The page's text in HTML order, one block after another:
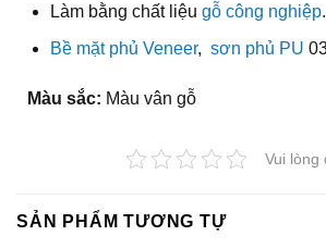
Làm bằng chất liệu gỗ công nghiệp.
Bề mặt phủ Veneer, sơn phủ PU
Màu sắc: Màu vân gỗ
Vui lòng
SẢN PHẨM TƯƠNG TỰ